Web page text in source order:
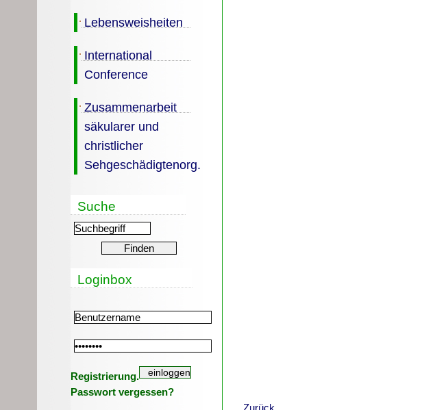
Lebensweisheiten
International
Conference
Zusammenarbeit
säkularer und
christlicher
Sehgeschädigtenorg.
Suche
Loginbox
Registrierung.
Passwort vergessen?
Zurück